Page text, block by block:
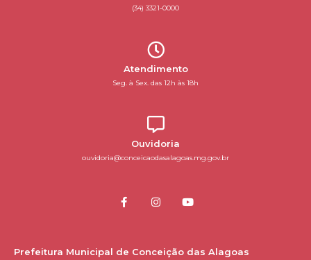
(34) 3321-0000
Atendimento
Seg. à Sex. das 12h às 18h
Ouvidoria
ouvidoria@conceicaodasalagoas.mg.gov.br
Prefeitura Municipal de Conceição das Alagoas